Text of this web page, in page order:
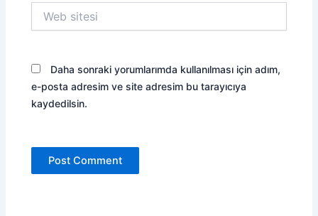
sitesi
Daha sonraki yorumlarımda kullanılması için adım,
e-posta adresim ve site adresim bu tarayıcıya
kaydedilsin.